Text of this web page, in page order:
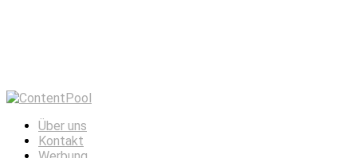
Über uns
Kontakt